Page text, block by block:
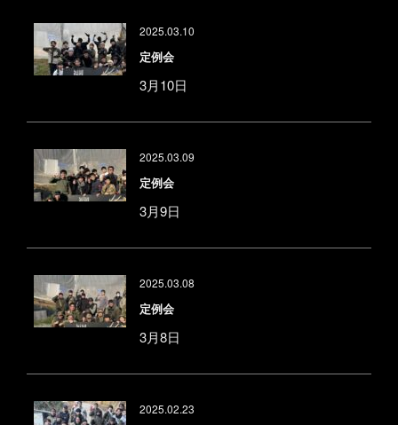
2025.03.10
定例会
3月10日
2025.03.09
定例会
3月9日
2025.03.08
定例会
3月8日
2025.02.23